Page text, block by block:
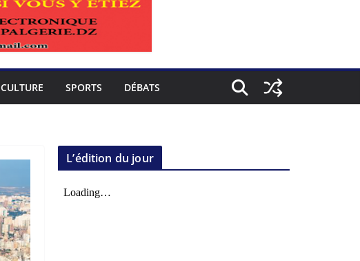
CULTURE SPORTS DÉBATS
L’édition du jour